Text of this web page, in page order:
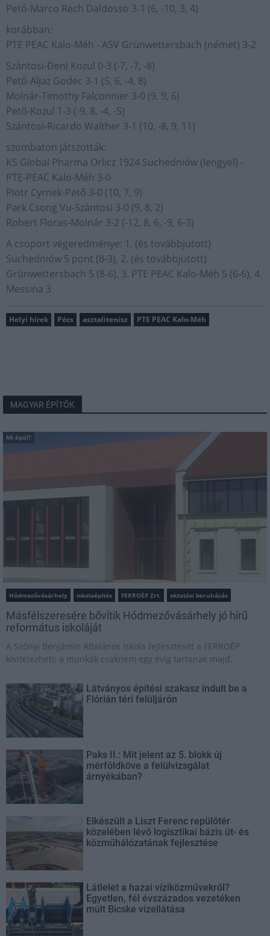
Pető-Marco Rech Daldosso 3-1 (6, -10, 3, 4)
korábban:
PTE PEAC Kalo-Méh - ASV Grünwettersbach (német) 3-2
Szántosi-Deni Kozul 0-3 (-7, -7, -8)
Pető-Aljaz Godec 3-1 (5, 6, -4, 8)
Molnár-Timothy Falconnier 3-0 (9, 9, 6)
Pető-Kozul 1-3 (-9, 8, -4, -5)
Szántosi-Ricardo Walther 3-1 (10, -8, 9, 11)
szombaton játszották:
KS Global Pharma Orlicz 1924 Suchedniów (lengyel) -
PTE-PEAC Kalo-Méh 3-0
Piotr Cyrnek-Pető 3-0 (10, 7, 9)
Park Csong Vu-Szántosi 3-0 (9, 8, 2)
Robert Floras-Molnár 3-2 (-12, 8, 6, -9, 6-3)
A csoport végeredménye: 1. (és továbbjutott)
Suchedniów 5 pont (8-3), 2. (és továbbjutott)
Grünwettersbach 5 (8-6), 3. PTE PEAC Kalo-Méh 5 (6-6), 4.
Messina 3
Helyi hírek Pécs asztalitenisz PTE PEAC Kalo-Méh
MAGYAR ÉPÍTŐK
Mi épül?
Hódmezővásárhely iskolaépítés FERROÉP Zrt. oktatási beruházás
Másfélszeresére bővítik Hódmezővásárhely jó hírű
református iskoláját
A Szőnyi Benjámin Általános Iskola fejlesztését a FERROÉP
kivitelezheti; a munkák csaknem egy évig tartanak majd.
Látványos építési szakasz indult be a
Flórián téri felüljárón
Paks II.: Mit jelent az 5. blokk új
mérföldköve a felülvizsgálat
árnyékában?
Elkészült a Liszt Ferenc repülőtér
közelében lévő logisztikai bázis út- és
közműhálózatának fejlesztése
Látlelet a hazai víziközművekről?
Egyetlen, fél évszázados vezetéken
múlt Bicske vízellátása